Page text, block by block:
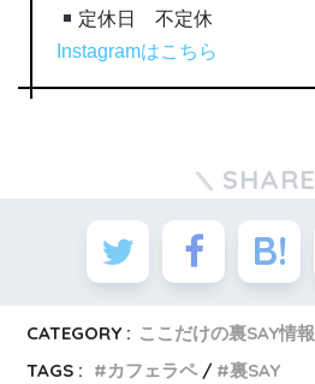
定休日 不定休
Instagramはこちら
SHARE
CATEGORY : ここだけの裏SAY情報
TAGS :
カフェラペ 裏SAY